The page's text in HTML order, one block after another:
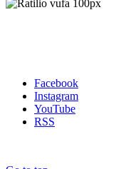
Facebook
Instagram
YouTube
RSS